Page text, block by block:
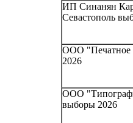
ИП Синанян
Севастополь
ООО "Печатное
2026
ООО
выборы 2026